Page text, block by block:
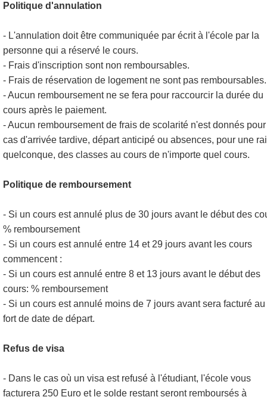
Politique d'annulation
- L'annulation doit être communiquée par écrit à l'école par la
personne qui a réservé le cours.
- Frais d'inscription sont non remboursables.
- Frais de réservation de logement ne sont pas remboursables.
- Aucun remboursement ne se fera pour raccourcir la durée du
cours après le paiement.
- Aucun remboursement de frais de scolarité n'est donnés
cas d'arrivée tardive, départ anticipé ou absences, pour une
quelconque, des classes au cours de n'importe quel cours.
Politique de remboursement
- Si un cours est annulé plus de 30 jours avant le début des
% remboursement
- Si un cours est annulé entre 14 et 29 jours avant les cours
commencent :
- Si un cours est annulé entre 8 et 13 jours avant le début des
cours: % remboursement
- Si un cours est annulé moins de 7 jours avant sera facturé
fort de date de départ.
Refus de visa
- Dans le cas où un visa est refusé à l'étudiant, l'école vous
facturera 250 Euro et le solde restant seront remboursés à